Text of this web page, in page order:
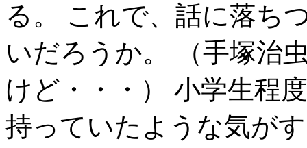
る。 これで、話に落ち
いだろうか。 （手塚治
けど・・・） 小学生程
持っていたような気が